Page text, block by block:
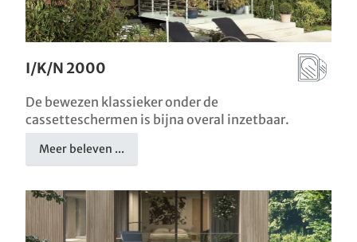
I/K/N 2000
De bewezen klassieker onder de
cassetteschermen is bijna overal inzetbaar.
Meer beleven ...